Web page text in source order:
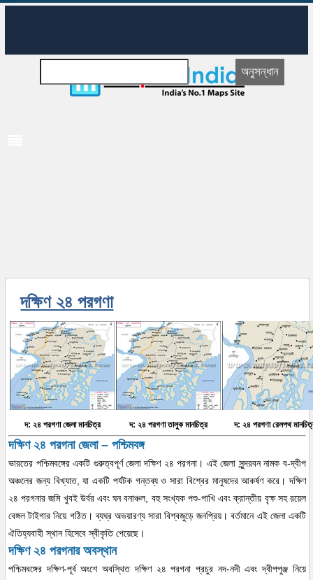
দক্ষিণ ২৪ পরগণা
দ: ২৪ পরগণা জেলা মানচিত্র দ: ২৪ পরগণা তালুক মানচিত্র দ: ২৪ পরগণা রেলপথ
দক্ষিণ ২৪ পরগনা জেলা – পশ্চিমবঙ্গ
ভারতের পশ্চিমবঙ্গের একটি গুরুত্বপূর্ণ জেলা দক্ষিণ ২৪ পরগনা। এই জেলা সুন্দরবন নামক ব-দ্বীপ
অঞ্চলের জন্য বিখ্যাত, যা একটি পর্যটক গন্তব্য ও সারা বিশ্বের মানুষদের আকর্ষণ করে। দক্ষিণ
২৪ পরগনার জমি খুবই উর্বর এবং ঘন বনাঞ্চল, বহু সংখ্যক পশু-পাখি এবং ক্রান্তীয় বৃক্ষ সহ রয়েল
বেঙ্গল টাইগার নিয়ে গঠিত। ব্যঘ্র অভয়ারণ্য সারা বিশ্বজুড়ে জনপ্রিয়। বর্তমানে এই জেলা একটি
ঐতিহ্যবাহী স্থান হিসেবে স্বীকৃতি পেয়েছে।
দক্ষিণ ২৪ পরগনার অবস্থান
পশ্চিমবঙ্গের দক্ষিণ-পূর্ব অংশে অবস্থিত দক্ষিণ ২৪ পরগনা প্রচুর নদ-নদী এবং দ্বীপপুঞ্জ নিয়ে